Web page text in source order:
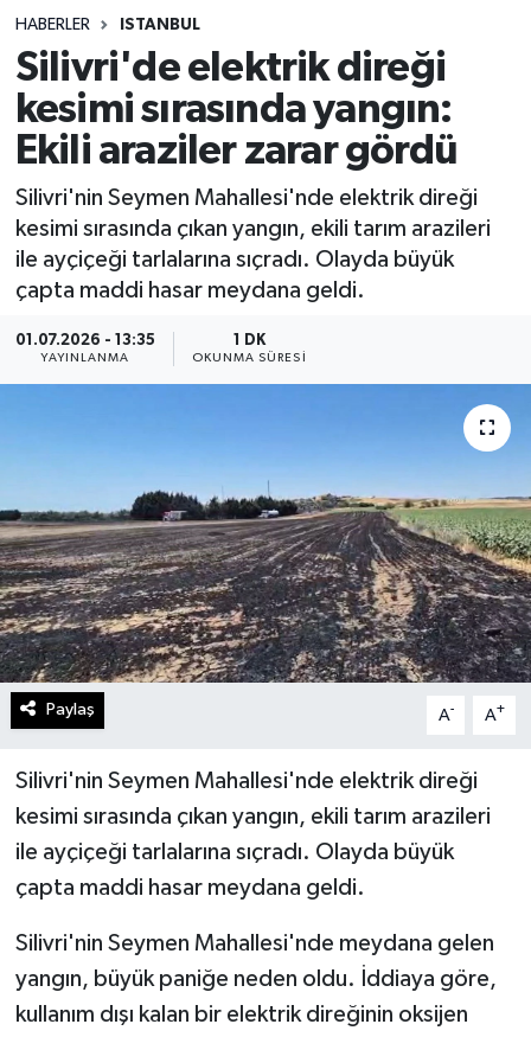
HABERLER ISTANBUL
Silivri'de elektrik direği
kesimi sırasında yangın:
Ekili araziler zarar gördü
Silivri'nin Seymen Mahallesi'nde elektrik direği
kesimi sırasında çıkan yangın, ekili tarım arazileri
ile ayçiçeği tarlalarına sıçradı. Olayda büyük
çapta maddi hasar meydana geldi.
01.07.2026 - 13:35
YAYINLANMA
1 DK
OKUNMA SÜRESI
Paylaş A- A+
Silivri'nin Seymen Mahallesi'nde elektrik direği
kesimi sırasında çıkan yangın, ekili tarım arazileri
ile ayçiçeği tarlalarına sıçradı. Olayda büyük
çapta maddi hasar meydana geldi.
Silivri'nin Seymen Mahallesi'nde meydana gelen
yangın, büyük paniğe neden oldu. İddiaya göre,
kullanım dışı kalan bir elektrik direğinin oksijen
Spor
Teknoloji
Yaşam